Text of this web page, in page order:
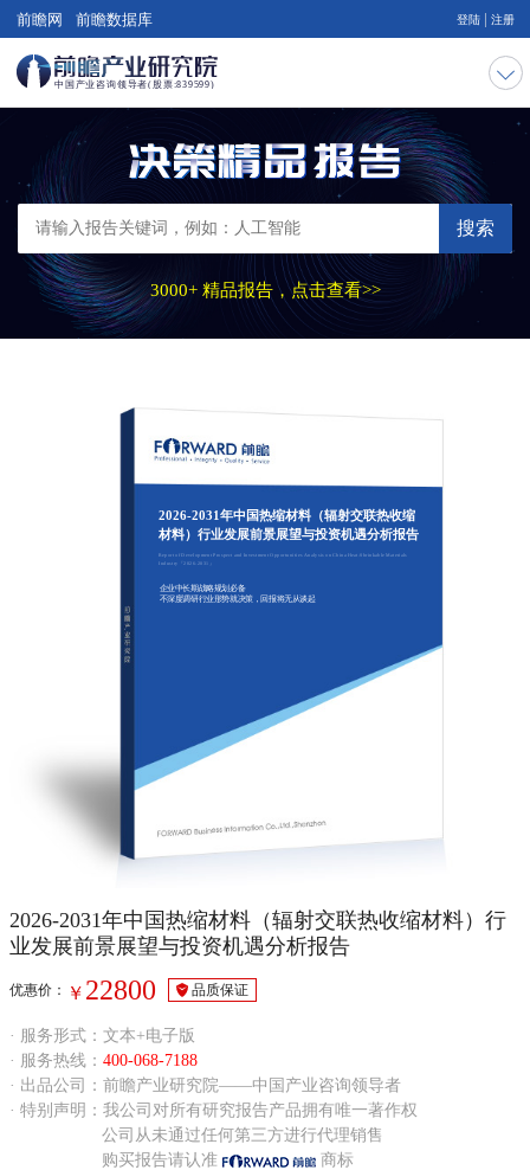
前瞻网 前瞻数据库 登陆 注册
搜索
3000+ 精品报告，点击查看>>
2026-2031年中国热缩材料（辐射交联热收缩
材料）行业发展前景展望与投资机遇分析报告
Report of Development Prospect and Investment Opportunities Analysis on China Heat-Shrinkable Materials
Industry『2026-2031』
企业中长期战略规划必备
不深度调研行业形势就决策，回报将无从谈起
2026-2031年中国热缩材料（辐射交联热收缩材料）行
业发展前景展望与投资机遇分析报告
优惠价： ￥ 22800 品质保证
· 服务形式：文本+电子版
· 服务热线： 400-068-7188
· 出品公司：前瞻产业研究院——中国产业咨询领导者
· 特别声明：我公司对所有研究报告产品拥有唯一著作权
公司从未通过任何第三方进行代理销售
购买报告请认准
商标